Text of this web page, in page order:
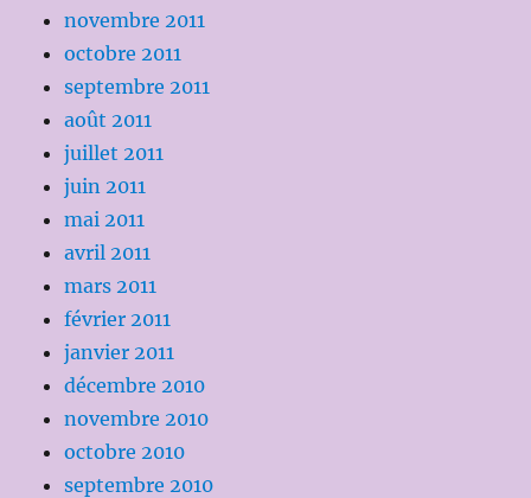
novembre 2011
octobre 2011
septembre 2011
août 2011
juillet 2011
juin 2011
mai 2011
avril 2011
mars 2011
février 2011
janvier 2011
décembre 2010
novembre 2010
octobre 2010
septembre 2010